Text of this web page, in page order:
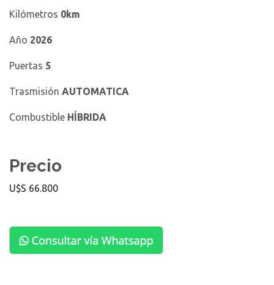
Kilómetros 0km
Año 2026
Puertas 5
Trasmisión AUTOMATICA
Combustible HÍBRIDA
Precio
U$S 66.800